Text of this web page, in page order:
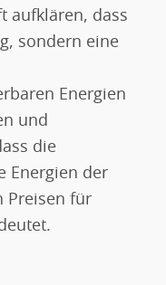
aufklären, dass
sondern eine
Energien
und
die
Energien der
Preisen für